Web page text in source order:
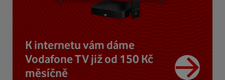
K internetu vám dáme
Vodafone TV již od 150 Kč
měsíčně